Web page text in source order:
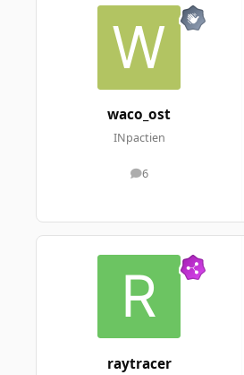
waco_ost
INpactien
6
messages
raytracer